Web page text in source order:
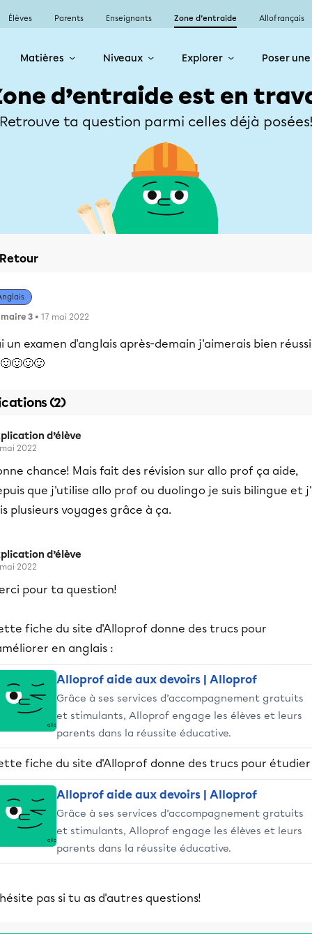
Élèves Parents Enseignants Zone d’entraide Allofrançais
Matières Niveaux Explorer Poser
d’entraide est en
Retrouve ta question parmi celles déjà
Retour
3 • 17 mai 2022
un examen d'anglais après-demain j'aimerais bien
(2)
d’élève
2022
chance! Mais fait des révision sur allo prof ça aide,
que j'utilise allo prof ou duolingo je suis bilingue et
plusieurs voyages grâce à ça.
d’élève
2022
pour ta question!
fiche du site d'Alloprof donne des trucs pour
en anglais :
Alloprof aide aux devoirs | Alloprof
Grâce à ses services d’accompagnement gratuits
et stimulants, Alloprof engage les élèves et leurs
parents dans la réussite éducative.
fiche du site d'Alloprof donne des trucs pour étudier
Alloprof aide aux devoirs | Alloprof
Grâce à ses services d’accompagnement gratuits
et stimulants, Alloprof engage les élèves et leurs
parents dans la réussite éducative.
pas si tu as d'autres questions!